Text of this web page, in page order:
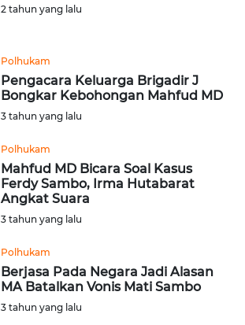
2 tahun yang lalu
Polhukam
Pengacara Keluarga Brigadir J
Bongkar Kebohongan Mahfud MD
3 tahun yang lalu
Polhukam
Mahfud MD Bicara Soal Kasus
Ferdy Sambo, Irma Hutabarat
Angkat Suara
3 tahun yang lalu
Polhukam
Berjasa Pada Negara Jadi Alasan
MA Batalkan Vonis Mati Sambo
3 tahun yang lalu